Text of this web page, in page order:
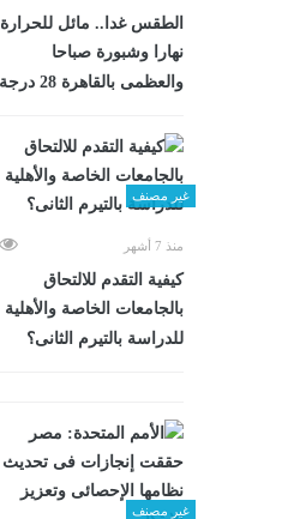
الطقس غدا.. مائل للحرارة
نهارا وشبورة صباحا
والعظمى بالقاهرة 28 درجة
غير مصنف
منذ 7 أشهر
كيفية التقدم للالتحاق
بالجامعات الخاصة والأهلية
للدراسة بالتيرم الثانى؟
غير مصنف